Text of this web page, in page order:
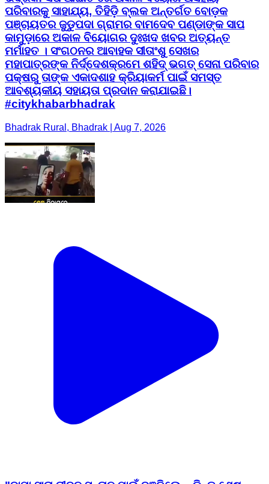
ପରିବାରକୁ ସାହାଯ୍ୟ, ତିହିଡ଼ି ବ୍ଲକ ଅନ୍ତର୍ଗତ ବୋଡ଼କ
ପଞ୍ଚାୟତର ଜୁଡୁପଦା ଗ୍ରାମର ବାମଦେବ ପଣ୍ଡାଙ୍କ ସାପ
କାମୁଡ଼ାରେ ଅକାଳ ବିୟୋଗର ଦୁଃଖଦ ଖବର ଅତ୍ୟନ୍ତ
ମର୍ମାହତ । ସଂଗଠନର ଆବାହକ ସୀତାଂଶୁ ସେଖର
ମହାପାତ୍ରଙ୍କ ନିର୍ଦ୍ଦେଶକ୍ରମେ ଶହିଦ୍ ଭଗତ୍ ସେନା ପରିବାର
ପକ୍ଷରୁ ତାଙ୍କ ଏକାଦଶାହ କ୍ରିୟାକର୍ମ ପାଇଁ ସମସ୍ତ
ଆବଶ୍ୟକୀୟ ସହାୟତା ପ୍ରଦାନ କରାଯାଇଛି।
#citykhabarbhadrak
Bhadrak Rural, Bhadrak | Aug 7, 2026